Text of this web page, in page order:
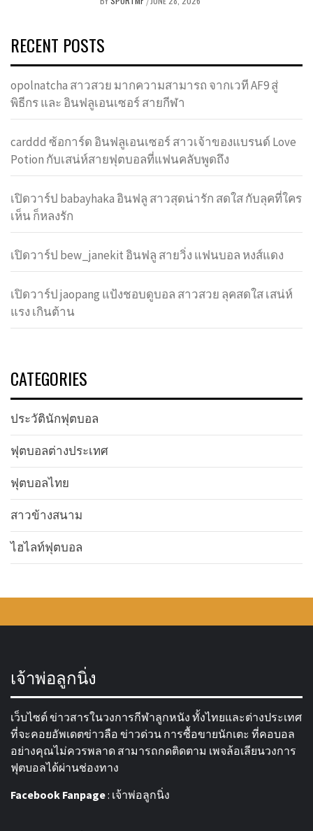
RECENT POSTS
opolnatcha สาวสวย มากความสามารถ จากเวที AF9 สู่
พิธีกร และ อินฟลูเอนเซอร์ สายกีฬา
carddd ซ้อการ์ด อินฟลูเอนเซอร์ สาวเจ้าของแบรนด์ Love
Potion กับเสน่ห์สายฟุตบอลที่แฟนคลับพูดถึง
เปิดวาร์ป babayhaka อินฟลู สาวสุดน่ารัก สดใส กับลุคที่ใคร
เห็น ก็หลงรัก
เปิดวาร์ป bew_janekit อินฟลู สายวิ่ง แฟนบอล หงส์แดง
เปิดวาร์ป jaopang แป้งชอบดูบอล สาวสวย ลุคสดใส เสน่ห์
แรง เกินต้าน
CATEGORIES
ประวัตินักฟุตบอล
ฟุตบอลต่างประเทศ
ฟุตบอลไทย
สาวข้างสนาม
ไฮไลท์ฟุตบอล
เจ้าพ่อลูกนิ่ง
เว็บไซต์ ข่าวสารในวงการกีฬาลูกหนัง ทั้งไทยและต่างประเทศ
ที่จะคอยอัพเดตข่าวลือ ข่าวด่วน การซื้อขายนักเตะ ที่คอบอล
อย่างคุณไม่ควรพลาด สามารถกดติดตาม เพจล้อเลียนวงการ
ฟุตบอลได้ผ่านช่องทาง
Facebook Fanpage: เจ้าพ่อลูกนิ่ง